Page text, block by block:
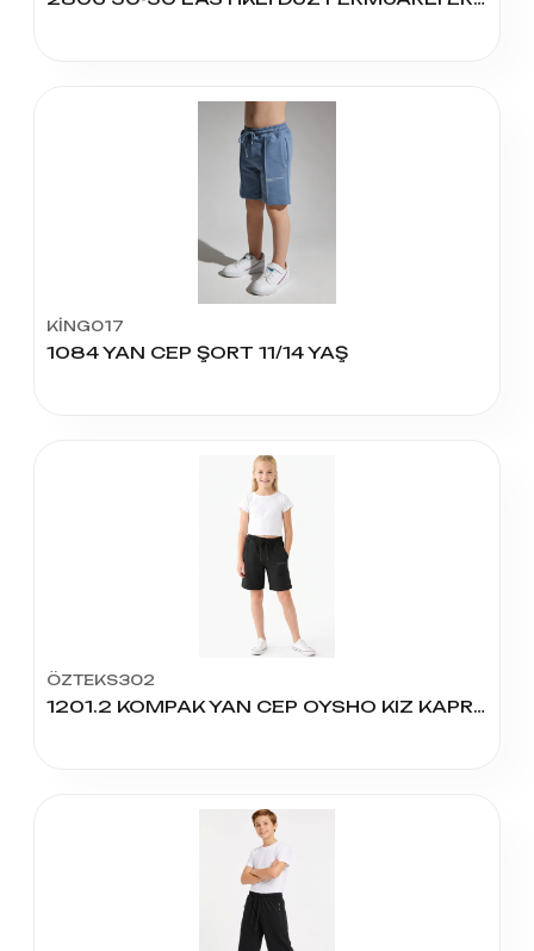
KİNG017
1084 YAN CEP ŞORT 11/14 YAŞ
ÖZTEKS302
1201.2 KOMPAK YAN CEP OYSHO KIZ KAPRİ 9/12 YAŞ